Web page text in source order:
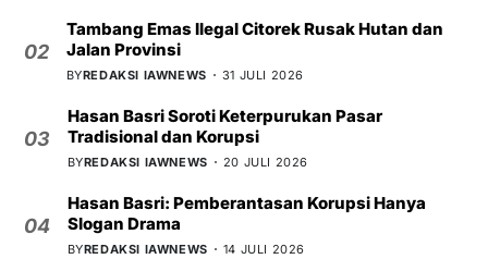
02
Tambang Emas Ilegal Citorek Rusak Hutan dan
Jalan Provinsi
BYREDAKSI IAWNEWS 31 JULI 2026
03
Hasan Basri Soroti Keterpurukan Pasar
Tradisional dan Korupsi
BYREDAKSI IAWNEWS 20 JULI 2026
04
Hasan Basri: Pemberantasan Korupsi Hanya
Slogan Drama
BYREDAKSI IAWNEWS 14 JULI 2026